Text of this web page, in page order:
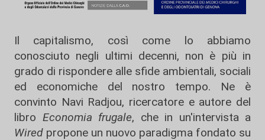
Il capitalismo, così come lo abbiamo
conosciuto negli ultimi decenni, non è più in
grado di rispondere alle sfide ambientali, sociali
ed economiche del nostro tempo. Ne è
convinto Navi Radjou, ricercatore e autore del
libro Economia frugale, che in un'intervista a
Wired propone un nuovo paradigma fondato su